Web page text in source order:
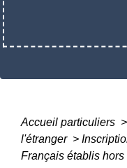
Accueil particuliers >
l'étranger >
Français établis hors